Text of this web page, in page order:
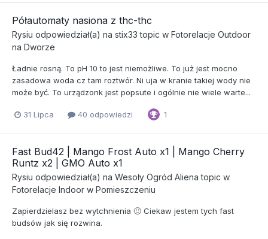
Półautomaty nasiona z thc-thc
Rysiu odpowiedział(a) na stix33 topic w Fotorelacje Outdoor
na Dworze
Ładnie rosną. To pH 10 to jest niemożliwe. To już jest mocno
zasadowa woda cz tam roztwór. Ni uja w kranie takiej wody nie
może być. To urządzonk jest popsute i ogólnie nie wiele warte...
31 Lipca 40 odpowiedzi 1
Fast Bud42 | Mango Frost Auto x1 | Mango Cherry
Runtz x2 | GMO Auto x1
Rysiu odpowiedział(a) na Wesoły Ogród Aliena topic w
Fotorelacje Indoor w Pomieszczeniu
Zapierdzielasz bez wytchnienia 🙂 Ciekaw jestem tych fast
budsów jak się rozwina.